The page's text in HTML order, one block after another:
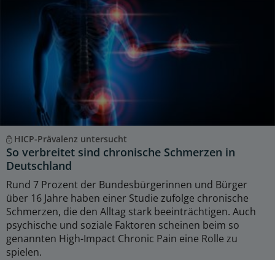
HICP-Prävalenz untersucht
So verbreitet sind chronische Schmerzen in
Deutschland
Rund 7 Prozent der Bundesbürgerinnen und Bürger
über 16 Jahre haben einer Studie zufolge chronische
Schmerzen, die den Alltag stark beeinträchtigen. Auch
psychische und soziale Faktoren scheinen beim so
genannten High-Impact Chronic Pain eine Rolle zu
spielen.